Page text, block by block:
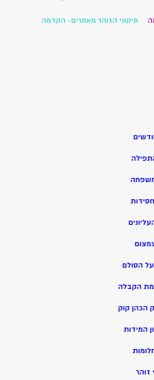
תיקוני הזוהר מאמרים- הקדמה
הסולם
הקבלה
הכהן קוק
המידות
זוהר